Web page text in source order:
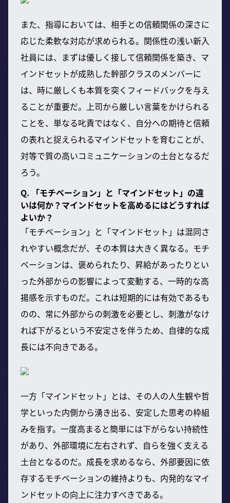
また、指導においては、相手との信頼関係の深さに
応じた柔軟な対応が求められる。関係性の浅い新入
社員には、まずは優しく接して信頼関係を築き、マ
インドセットが成熟した幹部クラスのメンバーに
は、時に厳しくも本質を突くフィードバックを与え
ることが重要だ。上司から厳しい言葉をかけられる
ことを、単なる叱責ではなく、自分への期待と信頼
の表れと捉えられるマインドセットを育むことが、
対等で質の高いコミュニケーションの土台となるだ
ろう。
Q. 「モチベーション」と「マインドセット」の違
いは何か？マインドセットを高めるにはどうすれば
よいか？
「モチベーション」と「マインドセット」は混同さ
れやすい概念だが、その本質は大きく異なる。モチ
ベーションは、褒められたり、昇給があったりとい
った外部からの影響によって変動する、一時的な高
揚感を示すものだ。これは短期的には有効であるも
のの、常に外部からの刺激を必要とし、刺激がなけ
れば下がるという不安定さを伴うため、自律的な成
長には不向きである。
一方「マインドセット」とは、その人の人生観や哲
学といった内側から湧き出る、安定した思考の枠組
みを指す。一度高まると簡単には下がらない持続性
があり、外部環境に左右されず、自らを強く支える
土台となるのだ。成長を求めるなら、外部要因に依
存するモチベーションの維持よりも、内発的なマイ
ンドセットの向上に注力すべきである。